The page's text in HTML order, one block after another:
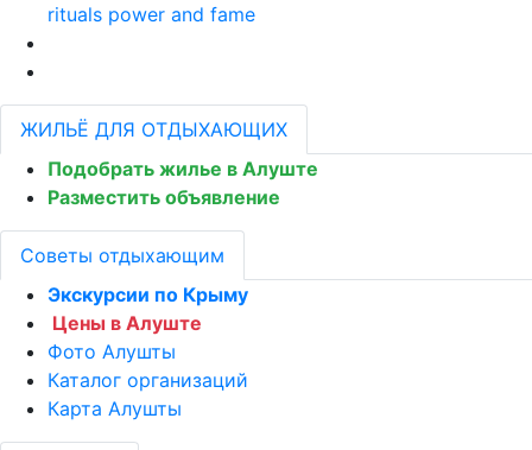
rituals power and fame
ЖИЛЬЁ ДЛЯ ОТДЫХАЮЩИХ
Подобрать жилье в Алуште
Разместить объявление
Советы отдыхающим
Экскурсии по Крыму
Цены в Алуште
Фото Алушты
Каталог организаций
Карта Алушты